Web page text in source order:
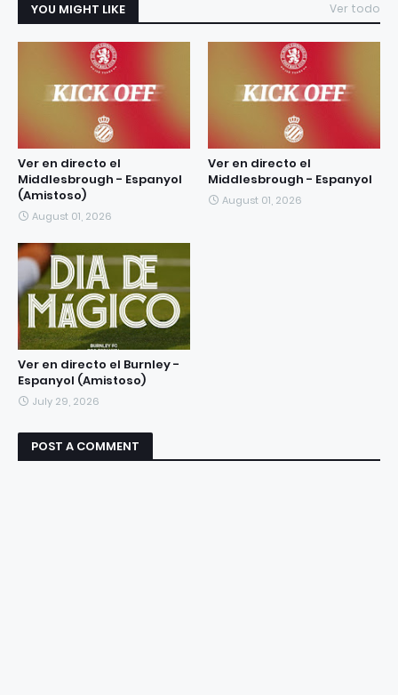
YOU MIGHT LIKE Ver todo
Ver en directo el
Middlesbrough - Espanyol
(Amistoso)
August 01, 2026
Ver en directo el
Middlesbrough - Espanyol
August 01, 2026
Ver en directo el Burnley -
Espanyol (Amistoso)
July 29, 2026
POST A COMMENT